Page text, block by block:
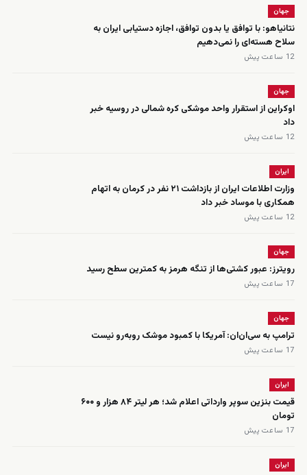
جهان
نتانیاهو: با توافق یا بدون توافق، اجازه دستیابی ایران به
سلاح هسته‌ای را نمی‌دهیم
12 ساعت پیش
جهان
اوکراین از استقرار واحد موشکی کره شمالی در روسیه خبر
داد
12 ساعت پیش
ایران
وزارت اطلاعات ایران از بازداشت ۲۱ نفر در کرمان به اتهام
همکاری با موساد خبر داد
12 ساعت پیش
جهان
رویترز: عبور کشتی‌ها از تنگه هرمز به کمترین سطح رسید
17 ساعت پیش
جهان
ترامپ به سی‌ان‌ان: آمریکا با کمبود موشک روبه‌رو نیست
17 ساعت پیش
ایران
قیمت بنزین سوپر وارداتی اعلام شد؛ هر لیتر ۸۴ هزار و ۶۰۰
تومان
17 ساعت پیش
ایران